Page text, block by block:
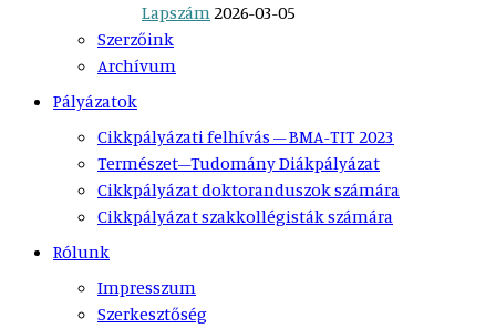
Lapszám2026-03-05
Szerzőink
Archívum
Pályázatok
Cikkpályázati felhívás – BMA-TIT 2023
Természet–Tudomány Diákpályázat
Cikkpályázat doktoranduszok számára
Cikkpályázat szakkollégisták számára
Rólunk
Impresszum
Szerkesztőség